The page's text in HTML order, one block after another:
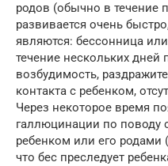
родов (обычно в течение
развивается очень
являются: бессонница
течение нескольких дней
возбудимость,
контакта с ребенком,
Через некоторое время
галлюцинации по поводу
ребенком или его родами
что бес преследует